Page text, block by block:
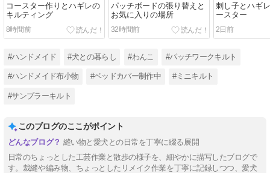
コースター作りとハギレの
キルティング
8時間前
パッチボードの張り替えと
お気に入りの場所
32時間前
刺し子とハギ
ースター
2日前
#ハンドメイド #犬との暮らし #わんこ #パッチワークキルト
#ハンドメイド布小物 #ベッドカバー制作中 #ミニキルト
#サンプラーキルト
このブログのここがポイント
縫い物と愛犬との日常を丁寧に綴る展開
日常のちょっとした工芸作業と散歩の様子を、細やかに描写したブログで
す。裁縫や編み物、ちょっとしたリメイク作業を丁寧に記録しつつ、愛犬